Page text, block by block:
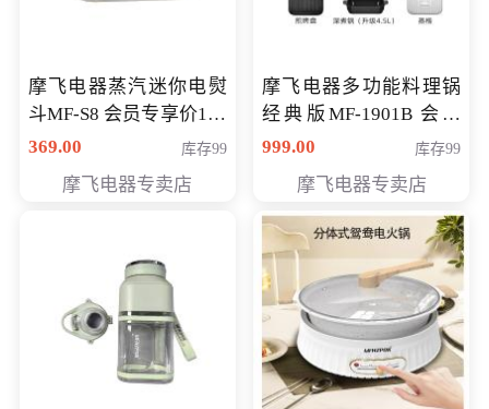
摩飞电器蒸汽迷你电熨
斗MF-S8 会员专享价168
元
369.00 库存99
摩飞电器专卖店
摩飞电器多功能料理锅
经典版MF-1901B 会员
专享价399元
999.00 库存99
摩飞电器专卖店